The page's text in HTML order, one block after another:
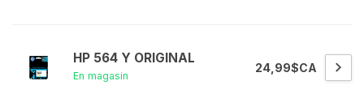
HP 564 Y ORIGINAL
En magasin
24,99$CA